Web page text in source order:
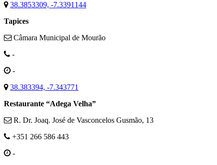
38.3853309, -7.3391144
Tapices
Câmara Municipal de Mourão
-
-
38.383394, -7.343771
Restaurante “Adega Velha”
R. Dr. Joaq. José de Vasconcelos Gusmão, 13
+351 266 586 443
-